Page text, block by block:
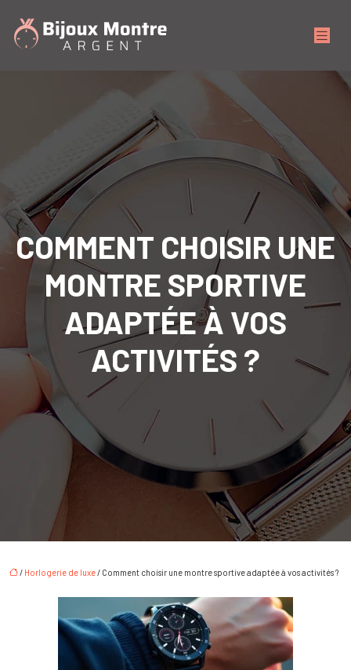
COMMENT CHOISIR UNE
MONTRE SPORTIVE
ADAPTÉE À VOS
ACTIVITÉS ?
/ Horlogerie de luxe/ Comment choisir une montre sportive adaptée à vos activités ?